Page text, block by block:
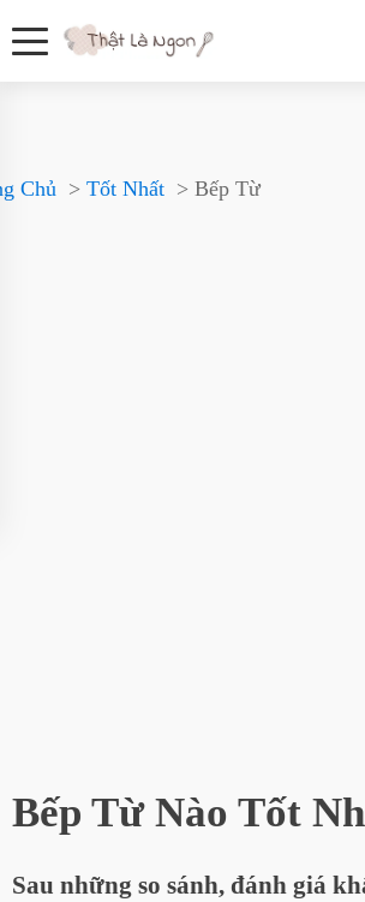
Chủ Tốt Nhất Bếp Từ
Bếp Từ Nào Tốt
Sau những so sánh, đánh giá